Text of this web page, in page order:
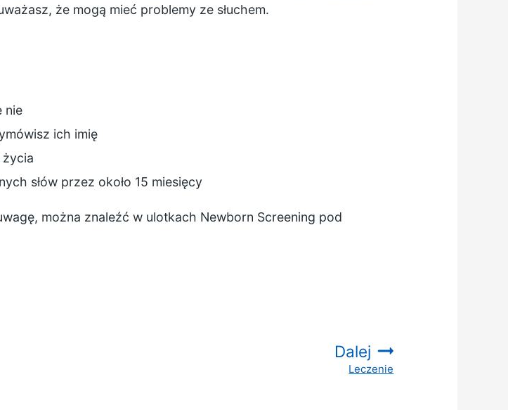
że mogą mieć problemy ze słuchem.
nie
ich imię
życia
słów przez około 15 miesięcy
można znaleźć w ulotkach Newborn Screening pod
Dalej
:
Leczenie